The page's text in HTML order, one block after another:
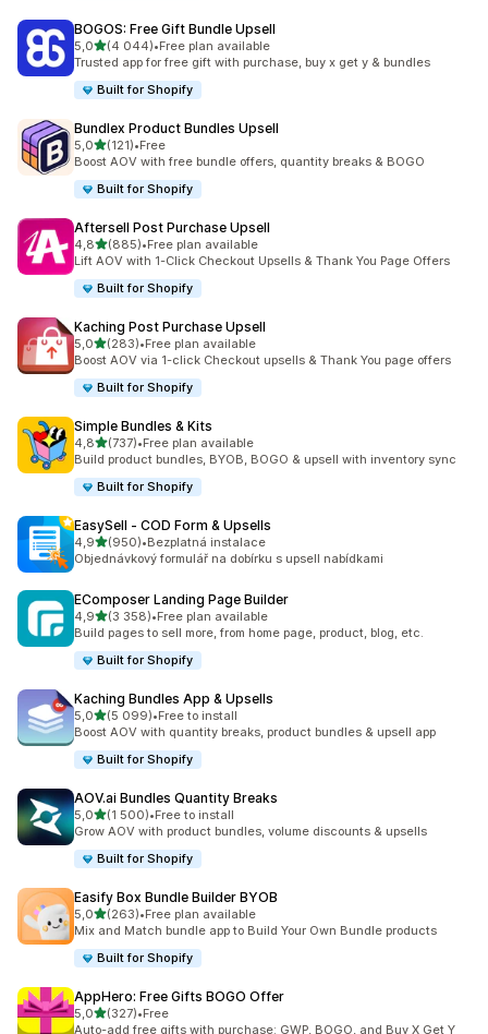
BOGOS: Free Gift Bundle Upsell
5,0z 5 hvězd
(4 044)
Celkový počet recenzí: 4044
•Free plan available
Trusted app for free gift with purchase, buy x get y & bundles
Built for Shopify
Bundlex Product Bundles Upsell
5,0z 5 hvězd
(121)
Celkový počet recenzí: 121
•Free
Boost AOV with free bundle offers, quantity breaks & BOGO
Built for Shopify
Aftersell Post Purchase Upsell
4,8z 5 hvězd
(885)
Celkový počet recenzí: 885
•Free plan available
Lift AOV with 1-Click Checkout Upsells & Thank You Page Offers
Built for Shopify
Kaching Post Purchase Upsell
5,0z 5 hvězd
(283)
Celkový počet recenzí: 283
•Free plan available
Boost AOV via 1-click Checkout upsells & Thank You page offers
Built for Shopify
Simple Bundles & Kits
4,8z 5 hvězd
(737)
Celkový počet recenzí: 737
•Free plan available
Build product bundles, BYOB, BOGO & upsell with inventory sync
Built for Shopify
EasySell ‑ COD Form & Upsells
4,9z 5 hvězd
(950)
Celkový počet recenzí: 950
•Bezplatná instalace
Objednávkový formulář na dobírku s upsell nabídkami
EComposer Landing Page Builder
4,9z 5 hvězd
(3 358)
Celkový počet recenzí: 3358
•Free plan available
Build pages to sell more, from home page, product, blog, etc.
Built for Shopify
Kaching Bundles App & Upsells
5,0z 5 hvězd
(5 099)
Celkový počet recenzí: 5099
•Free to install
Boost AOV with quantity breaks, product bundles & upsell app
Built for Shopify
AOV.ai Bundles Quantity Breaks
5,0z 5 hvězd
(1 500)
Celkový počet recenzí: 1500
•Free to install
Grow AOV with product bundles, volume discounts & upsells
Built for Shopify
Easify Box Bundle Builder BYOB
5,0z 5 hvězd
(263)
Celkový počet recenzí: 263
•Free plan available
Mix and Match bundle app to Build Your Own Bundle products
Built for Shopify
AppHero: Free Gifts BOGO Offer
5,0z 5 hvězd
(327)
Celkový počet recenzí: 327
•Free
Auto-add free gifts with purchase: GWP, BOGO, and Buy X Get Y